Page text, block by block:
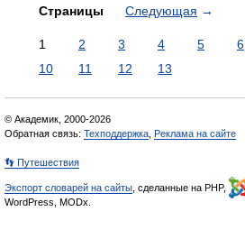
Страницы Следующая →
1 2 3 4 5 6
10
11 12 13
© Академик, 2000-2026
Обратная связь: Техподдержка Реклама на сайте
👣 Путешествия
Экспорт словарей на сайты , сделанные на PHP,
WordPress, MODx.